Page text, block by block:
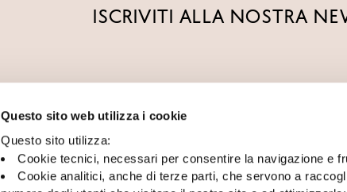
Questo sito web utilizza i cookie
Questo sito utilizza:
Cookie tecnici, necessari per consentire la navigazione e
Cookie analitici, anche di terze parti, che servono a
ISCRIVITI ALLA NOSTRA